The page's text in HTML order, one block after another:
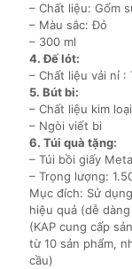
– Chất liệu: Gốm
– Màu sắc: Đỏ
– 300 ml
4. Đế lót:
– Chất liệu vải nỉ :
5. Bút bi:
– Chất liệu kim loại
– Ngòi viết bi
6. Túi quà tặng:
– Túi bồi giấy
– Trọng lượng:
Mục đích: Sử
hiệu quả (dễ
(KAP cung cấp
từ 10 sản phẩm,
cầu)